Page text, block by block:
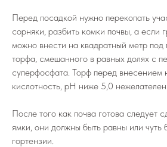
Перед посадкой нужно перекопать
сорняки, разбить комки почвы, а если
можно внести на квадратный метр под
торфа, смешанного в равных долях с
суперфосфата. Торф перед внесением
кислотность, pH ниже 5,0 нежелателен.
После того как почва готова следует
ямки, они должны быть равны или чуть
гортензии.